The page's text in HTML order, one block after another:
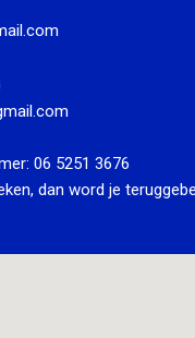
06 5251 3676
dan word je